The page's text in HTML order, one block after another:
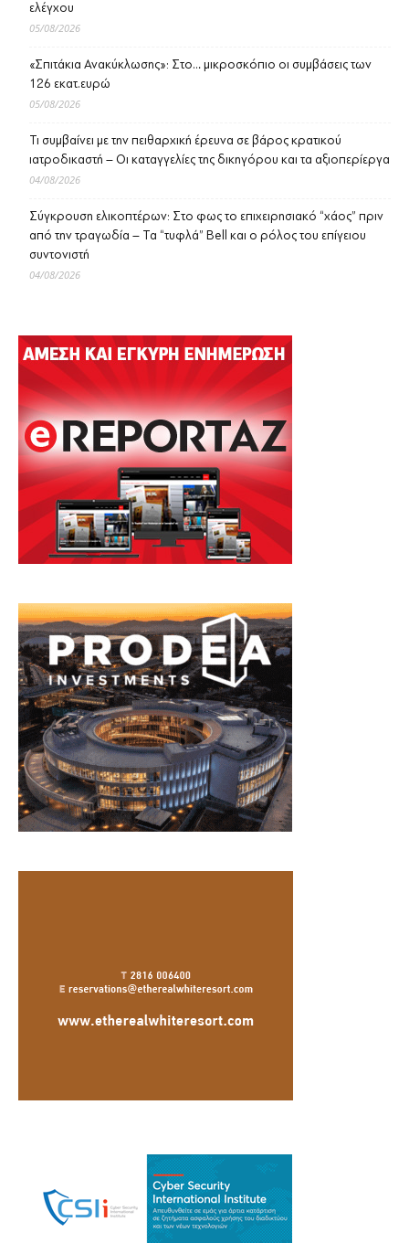
ελέγχου
05/08/2026
«Σπιτάκια Ανακύκλωσης»: Στο… μικροσκόπιο οι συμβάσεις των
126 εκατ.ευρώ
05/08/2026
Τι συμβαίνει με την πειθαρχική έρευνα σε βάρος κρατικού
ιατροδικαστή – Οι καταγγελίες της δικηγόρου και τα αξιοπερίεργα
04/08/2026
Σύγκρουση ελικοπτέρων: Στο φως το επιχειρησιακό “χάος” πριν
από την τραγωδία – Τα “τυφλά” Bell και ο ρόλος του επίγειου
συντονιστή
04/08/2026